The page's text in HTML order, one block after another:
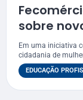
sobre
cursos
Em uma iniciativa
cidadania de
EDUCAÇÃO